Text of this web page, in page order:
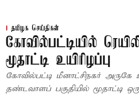
தமிழக செய்திகள்
கோவில்பட்டியில்
மூதாட்டி உயிரிழப்பு
கோவில்பட்டி மீனாட்சிநகர்
தண்டவாளப் பகுதியில் மூதாட்டி